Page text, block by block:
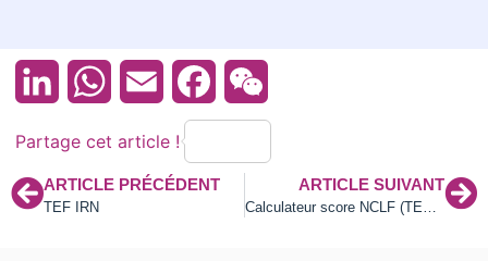
LinkedInWhatsApp
Email Facebook
Partage cet article !
ARTICLE PRÉCÉDENT
TEF IRN
ARTICLE SUIVANT